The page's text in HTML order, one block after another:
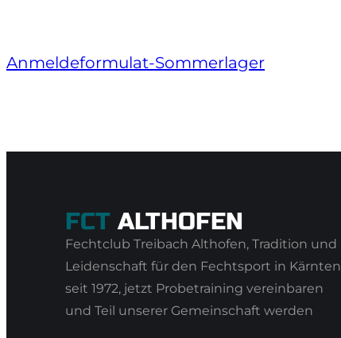
Anmeldeformulat-Sommerlager
FCT ALTHOFEN
Fechtclub Treibach Althofen, Tradition und
Leidenschaft für den Fechtsport in Kärnten
seit 1972, jetzt Probetraining vereinbaren
und Teil unserer Gemeinschaft werden